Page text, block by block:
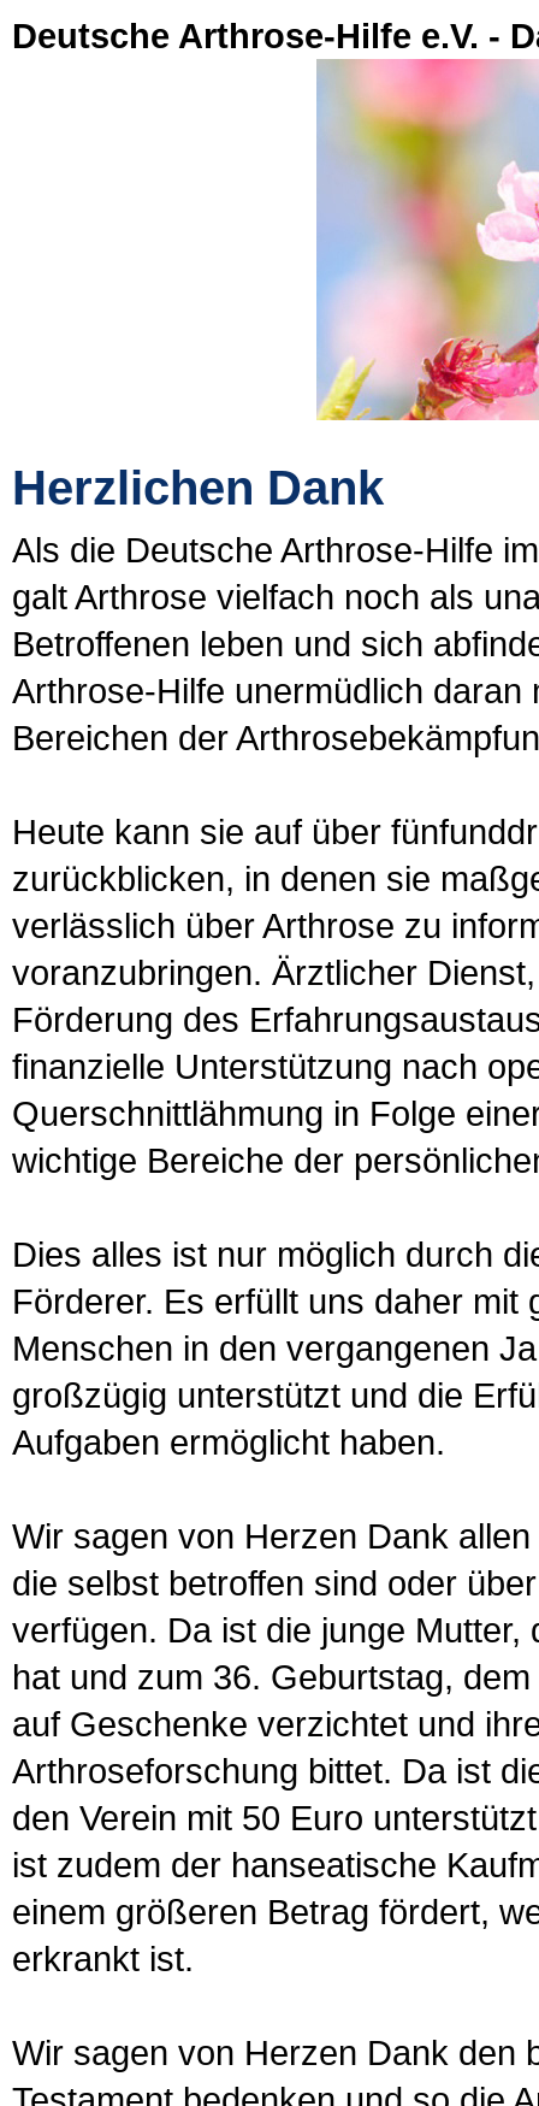
Deutsche Arthrose-Hilfe e.V. -
Herzlichen Dank
Als die Deutsche Arthrose-Hilfe
galt Arthrose vielfach noch als
Betroffenen leben und sich
Arthrose-Hilfe unermüdlich
Bereichen der
Heute kann sie auf über
zurückblicken, in denen sie
verlässlich über Arthrose zu
voranzubringen. Ärztlicher
Förderung des
finanzielle Unterstützung nach
Querschnittlähmung in Folge
wichtige Bereiche der
Dies alles ist nur möglich durch
Förderer. Es erfüllt uns daher
Menschen in den vergangenen
großzügig unterstützt und die
Aufgaben ermöglicht haben.
Wir sagen von Herzen Dank
die selbst betroffen sind oder
verfügen. Da ist die junge
hat und zum 36. Geburtstag,
auf Geschenke verzichtet und
Arthroseforschung bittet. Da ist
den Verein mit 50 Euro
ist zudem der hanseatische
einem größeren Betrag fördert,
erkrankt ist.
Wir sagen von Herzen Dank den